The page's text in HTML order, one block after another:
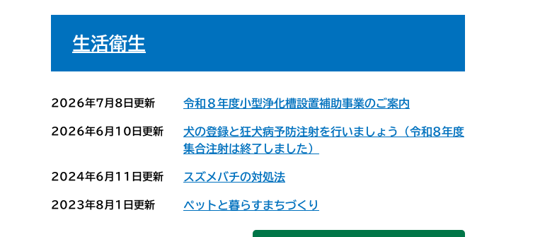
生活衛生
2026年7月8日更新 令和８年度小型浄化槽設置補助事業のご案内
2026年6月10日更新
犬の登録と狂犬病予防注射を行いましょう（令和8年度
集合注射は終了しました）
2024年6月11日更新 スズメバチの対処法
2023年8月1日更新 ペットと暮らすまちづくり